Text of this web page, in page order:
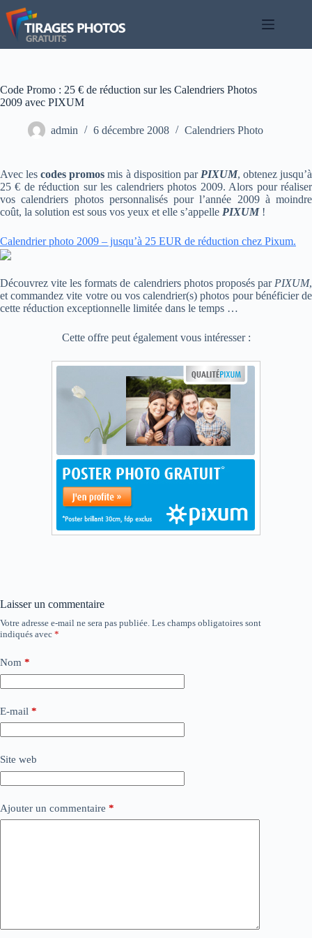
Passer
au
contenu
Code Promo : 25 € de réduction sur les Calendriers Photos
2009 avec PIXUM
admin 6 décembre 2008 Calendriers Photo
Avec lescodes promos mis à disposition par PIXUM, obtenez jusqu’à
25 € de réduction sur les calendriers photos 2009. Alors pour réaliser
vos calendriers photos personnalisés pour l’année 2009 à moindre
coût, la solution est sous vos yeux et elle s’appelle PIXUM !
Calendrier photo 2009 – jusqu’à 25 EUR de réduction chez Pixum.
Découvrez vite les formats de calendriers photos proposés par PIXUM,
et commandez vite votre ou vos calendrier(s) photos pour bénéficier de
cette réduction exceptionnelle limitée dans le temps …
Cette offre peut également vous intéresser :
Laisser un commentaire
Votre adresse e-mail ne sera pas publiée. Les champs obligatoires sont
indiqués avec *
Nom *
E-mail *
Site web
Ajouter un commentaire *